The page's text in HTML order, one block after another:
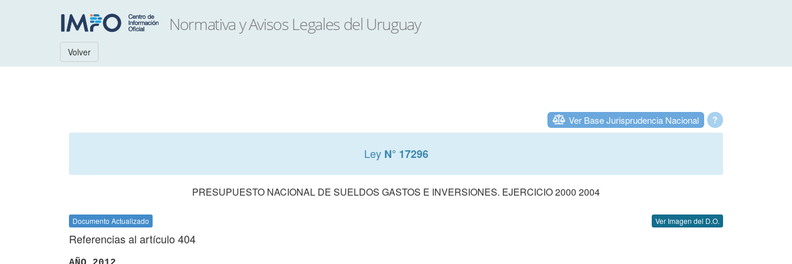
Volver
?
Ver Base Jurisprudencia Nacional
Ley N° 17296
PRESUPUESTO NACIONAL DE SUELDOS GASTOS E INVERSIONES. EJERCICIO 2000 2004
Documento Actualizado Ver Imagen del D.O.
Referencias al artículo 404